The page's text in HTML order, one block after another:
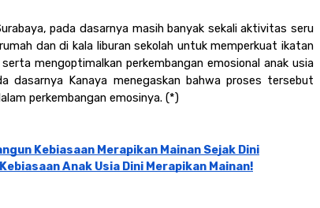
pada dasarnya masih banyak sekali aktivitas seru
dan di kala liburan sekolah untuk memperkuat ikatan
mengoptimalkan perkembangan emosional anak usia
dasarnya Kanaya menegaskan bahwa proses tersebut
perkembangan emosinya. (*)
Kebiasaan Merapikan Mainan Sejak Dini
Anak Usia Dini Merapikan Mainan!